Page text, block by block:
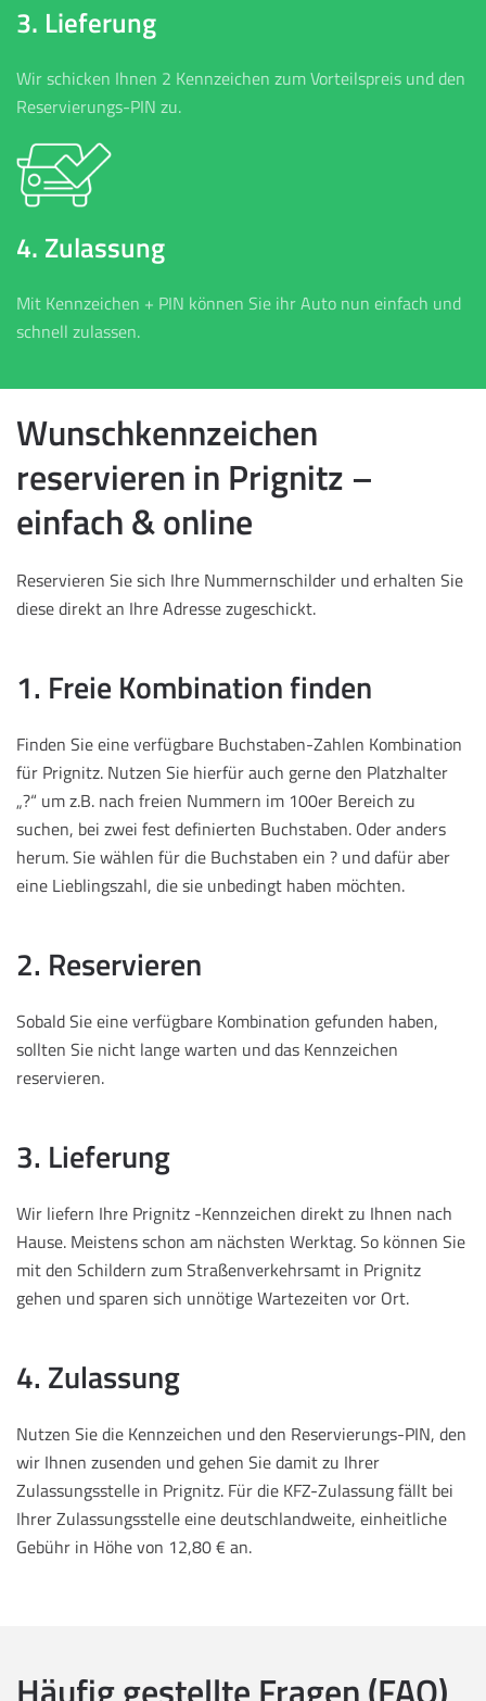
3. Lieferung
Wir schicken Ihnen 2 Kennzeichen zum Vorteilspreis und den
Reservierungs-PIN zu.
4. Zulassung
Mit Kennzeichen + PIN können Sie ihr Auto nun einfach und
schnell zulassen.
Wunschkennzeichen
reservieren in Prignitz –
einfach & online
Reservieren Sie sich Ihre Nummernschilder und erhalten Sie
diese direkt an Ihre Adresse zugeschickt.
1. Freie Kombination finden
Finden Sie eine verfügbare Buchstaben-Zahlen Kombination
für Prignitz. Nutzen Sie hierfür auch gerne den Platzhalter
„?“ um z.B. nach freien Nummern im 100er Bereich zu
suchen, bei zwei fest definierten Buchstaben. Oder anders
herum. Sie wählen für die Buchstaben ein ? und dafür aber
eine Lieblingszahl, die sie unbedingt haben möchten.
2. Reservieren
Sobald Sie eine verfügbare Kombination gefunden haben,
sollten Sie nicht lange warten und das Kennzeichen
reservieren.
3. Lieferung
Wir liefern Ihre Prignitz -Kennzeichen direkt zu Ihnen nach
Hause. Meistens schon am nächsten Werktag. So können Sie
mit den Schildern zum Straßenverkehrsamt in Prignitz
gehen und sparen sich unnötige Wartezeiten vor Ort.
4. Zulassung
Nutzen Sie die Kennzeichen und den Reservierungs-PIN, den
wir Ihnen zusenden und gehen Sie damit zu Ihrer
Zulassungsstelle in Prignitz. Für die KFZ-Zulassung fällt bei
Ihrer Zulassungsstelle eine deutschlandweite, einheitliche
Gebühr in Höhe von 12,80 € an.